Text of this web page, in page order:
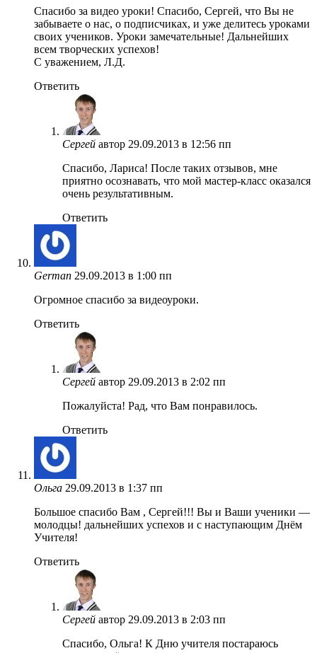
Спасибо за видео уроки! Спасибо, Сергей, что Вы не
забываете о нас, о подписчиках, и уже делитесь уроками
своих учеников. Уроки замечательные! Дальнейших
всем творческих успехов!
С уважением, Л.Д.
Ответить
Сергей автор 29.09.2013 в 12:56 пп
Спасибо, Лариса! После таких отзывов, мне
приятно осознавать, что мой мастер-класс оказался
очень результативным.
Ответить
German 29.09.2013 в 1:00 пп
Огромное спасибо за видеоуроки.
Ответить
Сергей автор 29.09.2013 в 2:02 пп
Пожалуйста! Рад, что Вам понравилось.
Ответить
Ольга 29.09.2013 в 1:37 пп
Большое спасибо Вам , Сергей!!! Вы и Ваши ученики —
молодцы! дальнейших успехов и с наступающим Днём
Учителя!
Ответить
Сергей автор 29.09.2013 в 2:03 пп
Спасибо, Ольга! К Дню учителя постараюсь